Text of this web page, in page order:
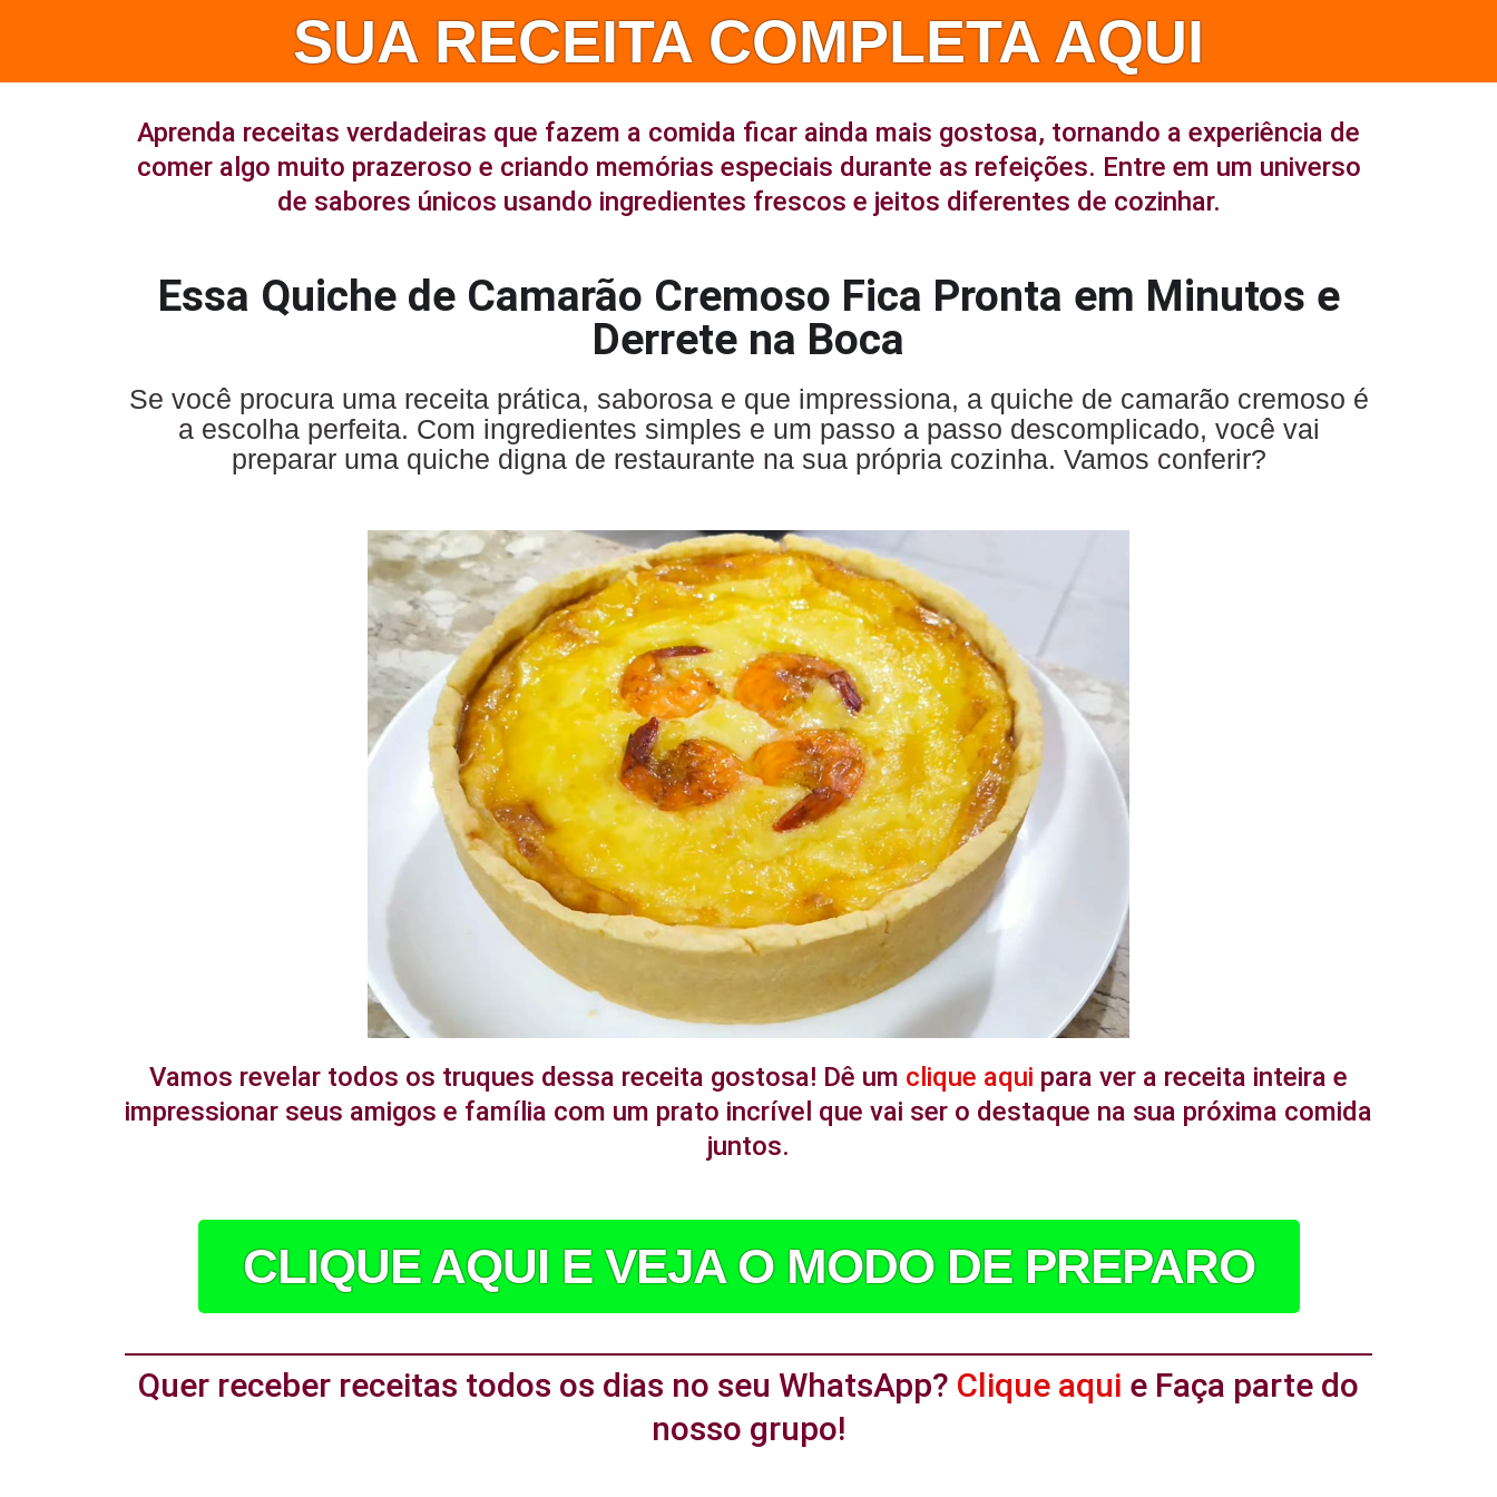
SUA RECEITA COMPLETA AQUI
Aprenda receitas verdadeiras que fazem a comida ficar ainda mais gostosa, tornando a experiência de
comer algo muito prazeroso e criando memórias especiais durante as refeições. Entre em um universo
de sabores únicos usando ingredientes frescos e jeitos diferentes de cozinhar.
Essa Quiche de Camarão Cremoso Fica Pronta em Minutos e
Derrete na Boca
Se você procura uma receita prática, saborosa e que impressiona, a quiche de camarão cremoso é
a escolha perfeita. Com ingredientes simples e um passo a passo descomplicado, você vai
preparar uma quiche digna de restaurante na sua própria cozinha. Vamos conferir?
Vamos revelar todos os truques dessa receita gostosa! Dê um clique aqui para ver a receita inteira e
impressionar seus amigos e família com um prato incrível que vai ser o destaque na sua próxima comida
juntos.
CLIQUE AQUI E VEJA O MODO DE PREPARO
Quer receber receitas todos os dias no seu WhatsApp? Clique aqui e Faça parte do
nosso grupo!